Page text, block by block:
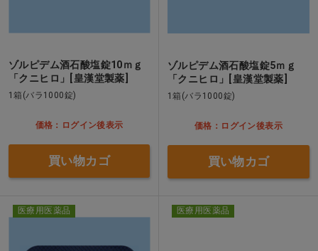
ゾルピデム酒石酸塩錠10ｍｇ
「クニヒロ」[皇漢堂製薬]
1箱(バラ1000錠)
価格：ログイン後表示
買い物カゴ
ゾルピデム酒石酸塩錠5ｍｇ
「クニヒロ」[皇漢堂製薬]
1箱(バラ1000錠)
価格：ログイン後表示
買い物カゴ
医療用医薬品 医療用医薬品